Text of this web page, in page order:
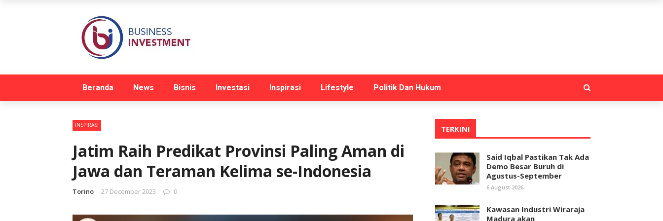
Beranda News Bisnis Investasi Inspirasi Lifestyle Politik Dan Hukum
INSPIRASI
Jatim Raih Predikat Provinsi Paling Aman di
Jawa dan Teraman Kelima se-Indonesia
Torino 27 December 2023 0
TERKINI
Said Iqbal Pastikan Tak Ada
Demo Besar Buruh di
Agustus-September
6 August 2026
Kawasan Industri Wiraraja
Madura akan